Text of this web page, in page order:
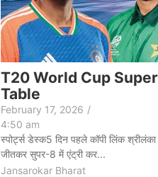
T20 World Cup
Table
February 17, 2026 /
4:50 am
स्पोर्ट्स डेस्क5 दिन पहले कॉपी लिंक
जीतकर सुपर-8 में एंट्री कर...
Jansarokar Bharat